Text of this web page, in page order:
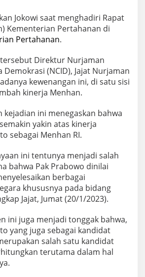
Jokowi saat menghadiri Rapat
Kementerian Pertahanan di
Pertahanan.
Direktur Nurjaman
Demokrasi (NCID), Jajat Nurjaman
kewenangan ini, di satu sisi
kinerja Menhan.
kejadian ini menegaskan bahwa
yakin atas kinerja
sebagai Menhan RI.
ini tentunya menjadi salah
bahwa Pak Prabowo dinilai
berbagai
khususnya pada bidang
Jajat, Jumat (20/1/2023).
ini juga menjadi tonggak bahwa,
yang juga sebagai kandidat
salah satu kandidat
terutama dalam hal